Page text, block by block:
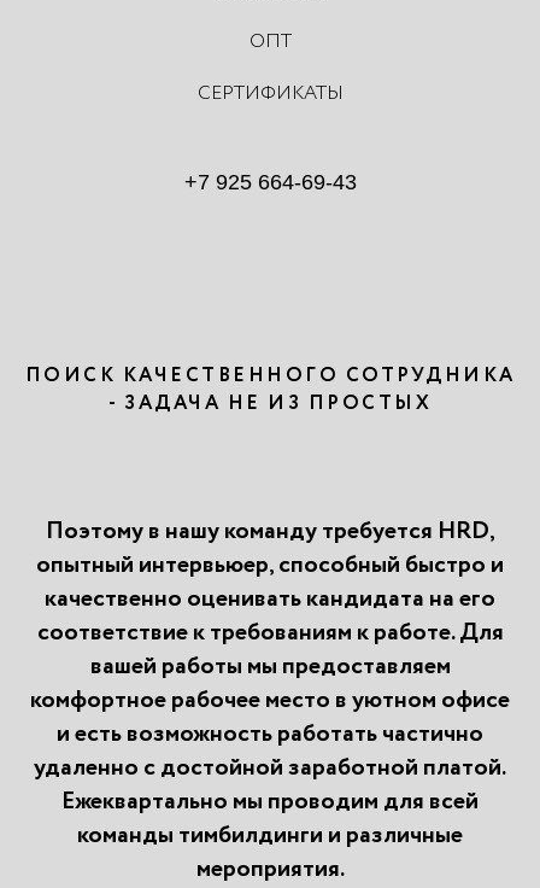
ОПТ
СЕРТИФИКАТЫ
+7 925 664-69-43
ПОИСК КАЧЕСТВЕННОГО СОТРУДНИКА
- ЗАДАЧА НЕ ИЗ ПРОСТЫХ
Поэтому в нашу команду требуется HRD,
опытный интервьюер, способный быстро и
качественно оценивать кандидата на его
соответствие к требованиям к работе. Для
вашей работы мы предоставляем
комфортное рабочее место в уютном офисе
и есть возможность работать частично
удаленно с достойной заработной платой.
Ежеквартально мы проводим для всей
команды тимбилдинги и различные
мероприятия.